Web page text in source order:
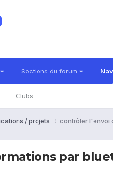
Sections du forum
Clubs
/ projets contrôler l'envoi
par